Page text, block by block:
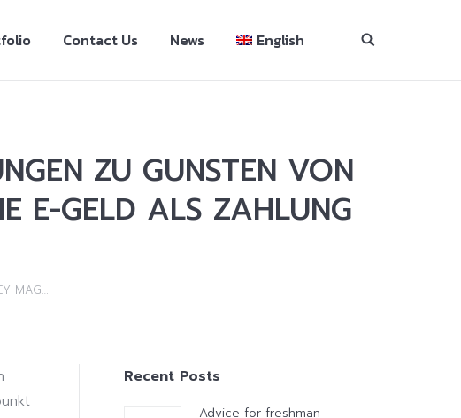
Contact Us News English
ZU GUNSTEN VON
E-GELD ALS ZAHLUNG
MAG…
Recent Posts
Advice for freshman